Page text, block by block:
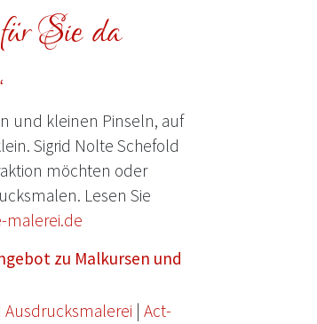
Sie da
und kleinen Pinseln, auf
Sigrid Nolte Schefold
möchten oder
Lesen Sie
malerei.de
zu Malkursen und
Ausdrucksmalerei | Act-